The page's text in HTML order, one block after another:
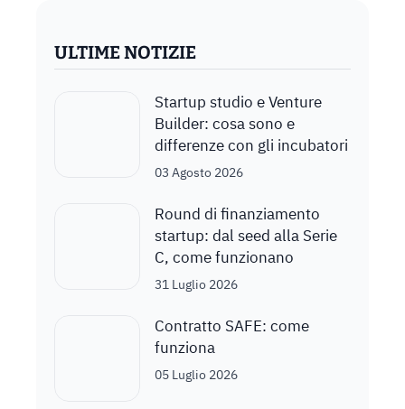
ULTIME NOTIZIE
Startup studio e Venture
Builder: cosa sono e
differenze con gli incubatori
03 Agosto 2026
Round di finanziamento
startup: dal seed alla Serie
C, come funzionano
31 Luglio 2026
Contratto SAFE: come
funziona
05 Luglio 2026